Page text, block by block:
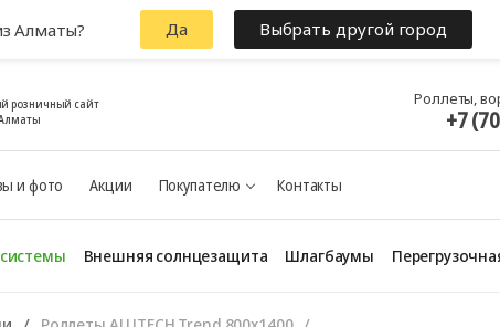
розничный сайт
Роллеты,
+7
и фото Акции Покупателю Контакты
Внешняя солнцезащита Шлагбаумы
Алматы? Да Выбрать другой город